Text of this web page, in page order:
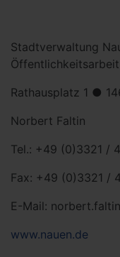
Stadtverwaltung
Rathausplatz 1 ●
Norbert Faltin
Tel.: +49 (0)3321 /
Fax: +49 (0)3321 /
E-Mail:
www.nauen.de